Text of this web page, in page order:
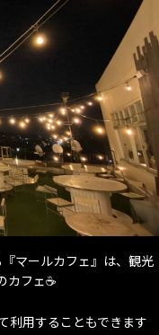
マールカフェ』は、観光
カフェ☕
利用することもできます